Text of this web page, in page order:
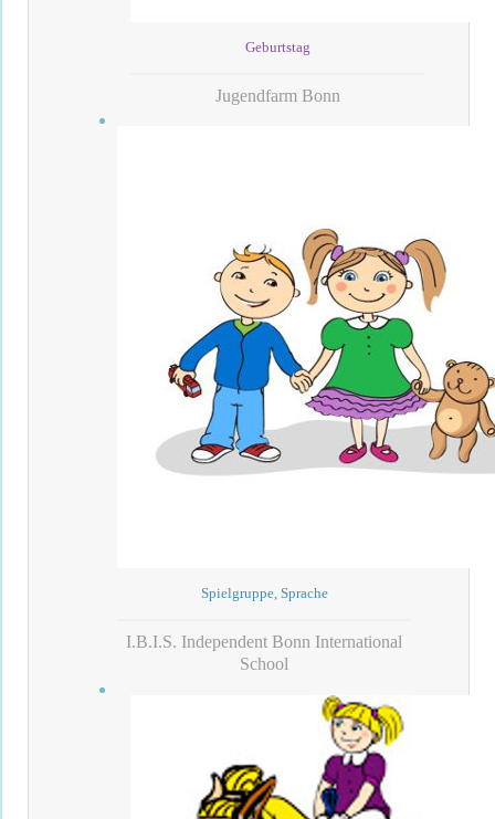
Geburtstag
Jugendfarm Bonn
Spielgruppe, Sprache
I.B.I.S. Independent Bonn International
School